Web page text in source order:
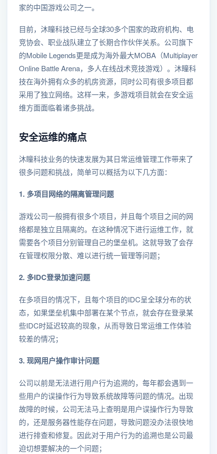
家的中国游戏公司之一。
目前，沐瞳科技已经与全球30多个国家的政府机构、电
竞协会、职业战队建立了长期合作伙伴关系。公司旗下
的Mobile Legends更是成为海外最大MOBA（Multiplayer
Online Battle Arena，多人在线战术竞技游戏）。沐瞳科
技在海外拥有众多的机房资源，同时公司有很多项目都
采用了独立网络。这样一来，多游戏项目就会在安全运
维方面面临着诸多挑战。
安全运维的痛点
沐瞳科技业务的快速发展为其日常运维管理工作带来了
很多问题和挑战，简单可以概括为以下几方面：
1. 多项目网络的隔离管理问题
游戏公司一般拥有很多个项目，并且每个项目之间的网
络都是独立且隔离的。在这种情况下进行运维工作，就
需要各个项目分别管理自己的堡垒机。这就导致了会存
在管理权限分散、难以进行统一管理等问题；
2. 多IDC登录加速问题
在多项目的情况下，且每个项目的IDC呈全球分布的状
态，如果堡垒机集中部署在某个节点，就会存在登录某
些IDC时延迟较高的现象，从而导致日常运维工作体验
较差的情况；
3. 现网用户操作审计问题
公司以前是无法进行用户行为追溯的，每年都会遇到一
些用户的误操作行为导致系统故障等问题的情况。出现
故障的时候，公司无法马上查明是用户误操作行为导致
的，还是服务器性能存在问题，导致问题没办法很快地
进行排查和修复。因此对于用户行为的追溯也是公司最
迫切想要解决的一个问题；